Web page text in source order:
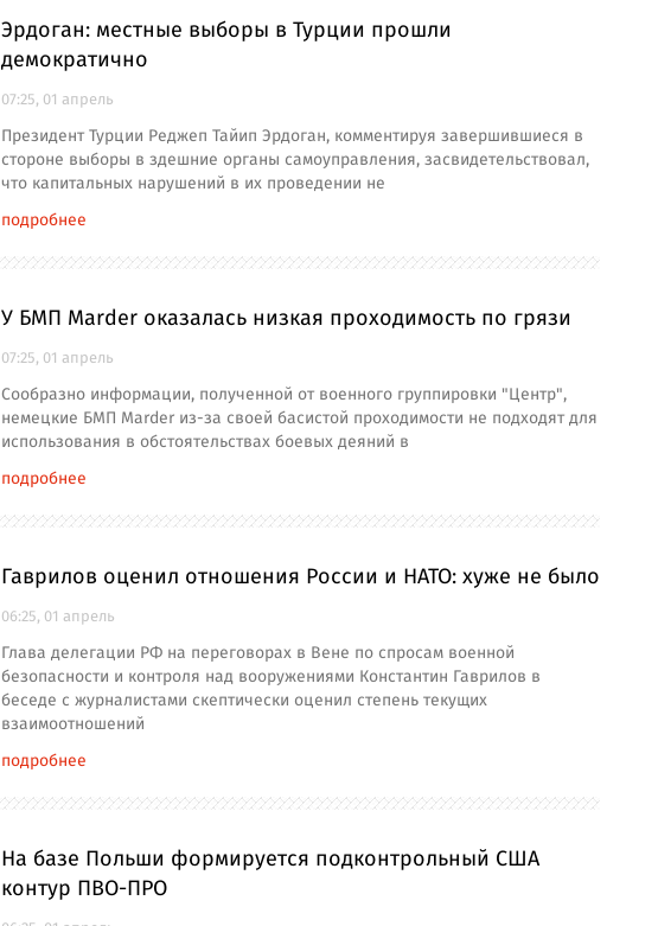
Эрдоган: местные выборы в Турции прошли
демократично
07:25, 01 апрель
Президент Турции Реджеп Тайип Эрдоган, комментируя завершившиеся в
стороне выборы в здешние органы самоуправления, засвидетельствовал,
что капитальных нарушений в их проведении не
подробнее
У БМП Marder оказалась низкая проходимость по грязи
07:25, 01 апрель
Сообразно информации, полученной от военного группировки "Центр",
немецкие БМП Marder из-за своей басистой проходимости не подходят для
использования в обстоятельствах боевых деяний в
подробнее
Гаврилов оценил отношения России и НАТО: хуже не было
06:25, 01 апрель
Глава делегации РФ на переговорах в Вене по спросам военной
безопасности и контроля над вооружениями Константин Гаврилов в
беседе с журналистами скептически оценил степень текущих
взаимоотношений
подробнее
На базе Польши формируется подконтрольный США
контур ПВО-ПРО